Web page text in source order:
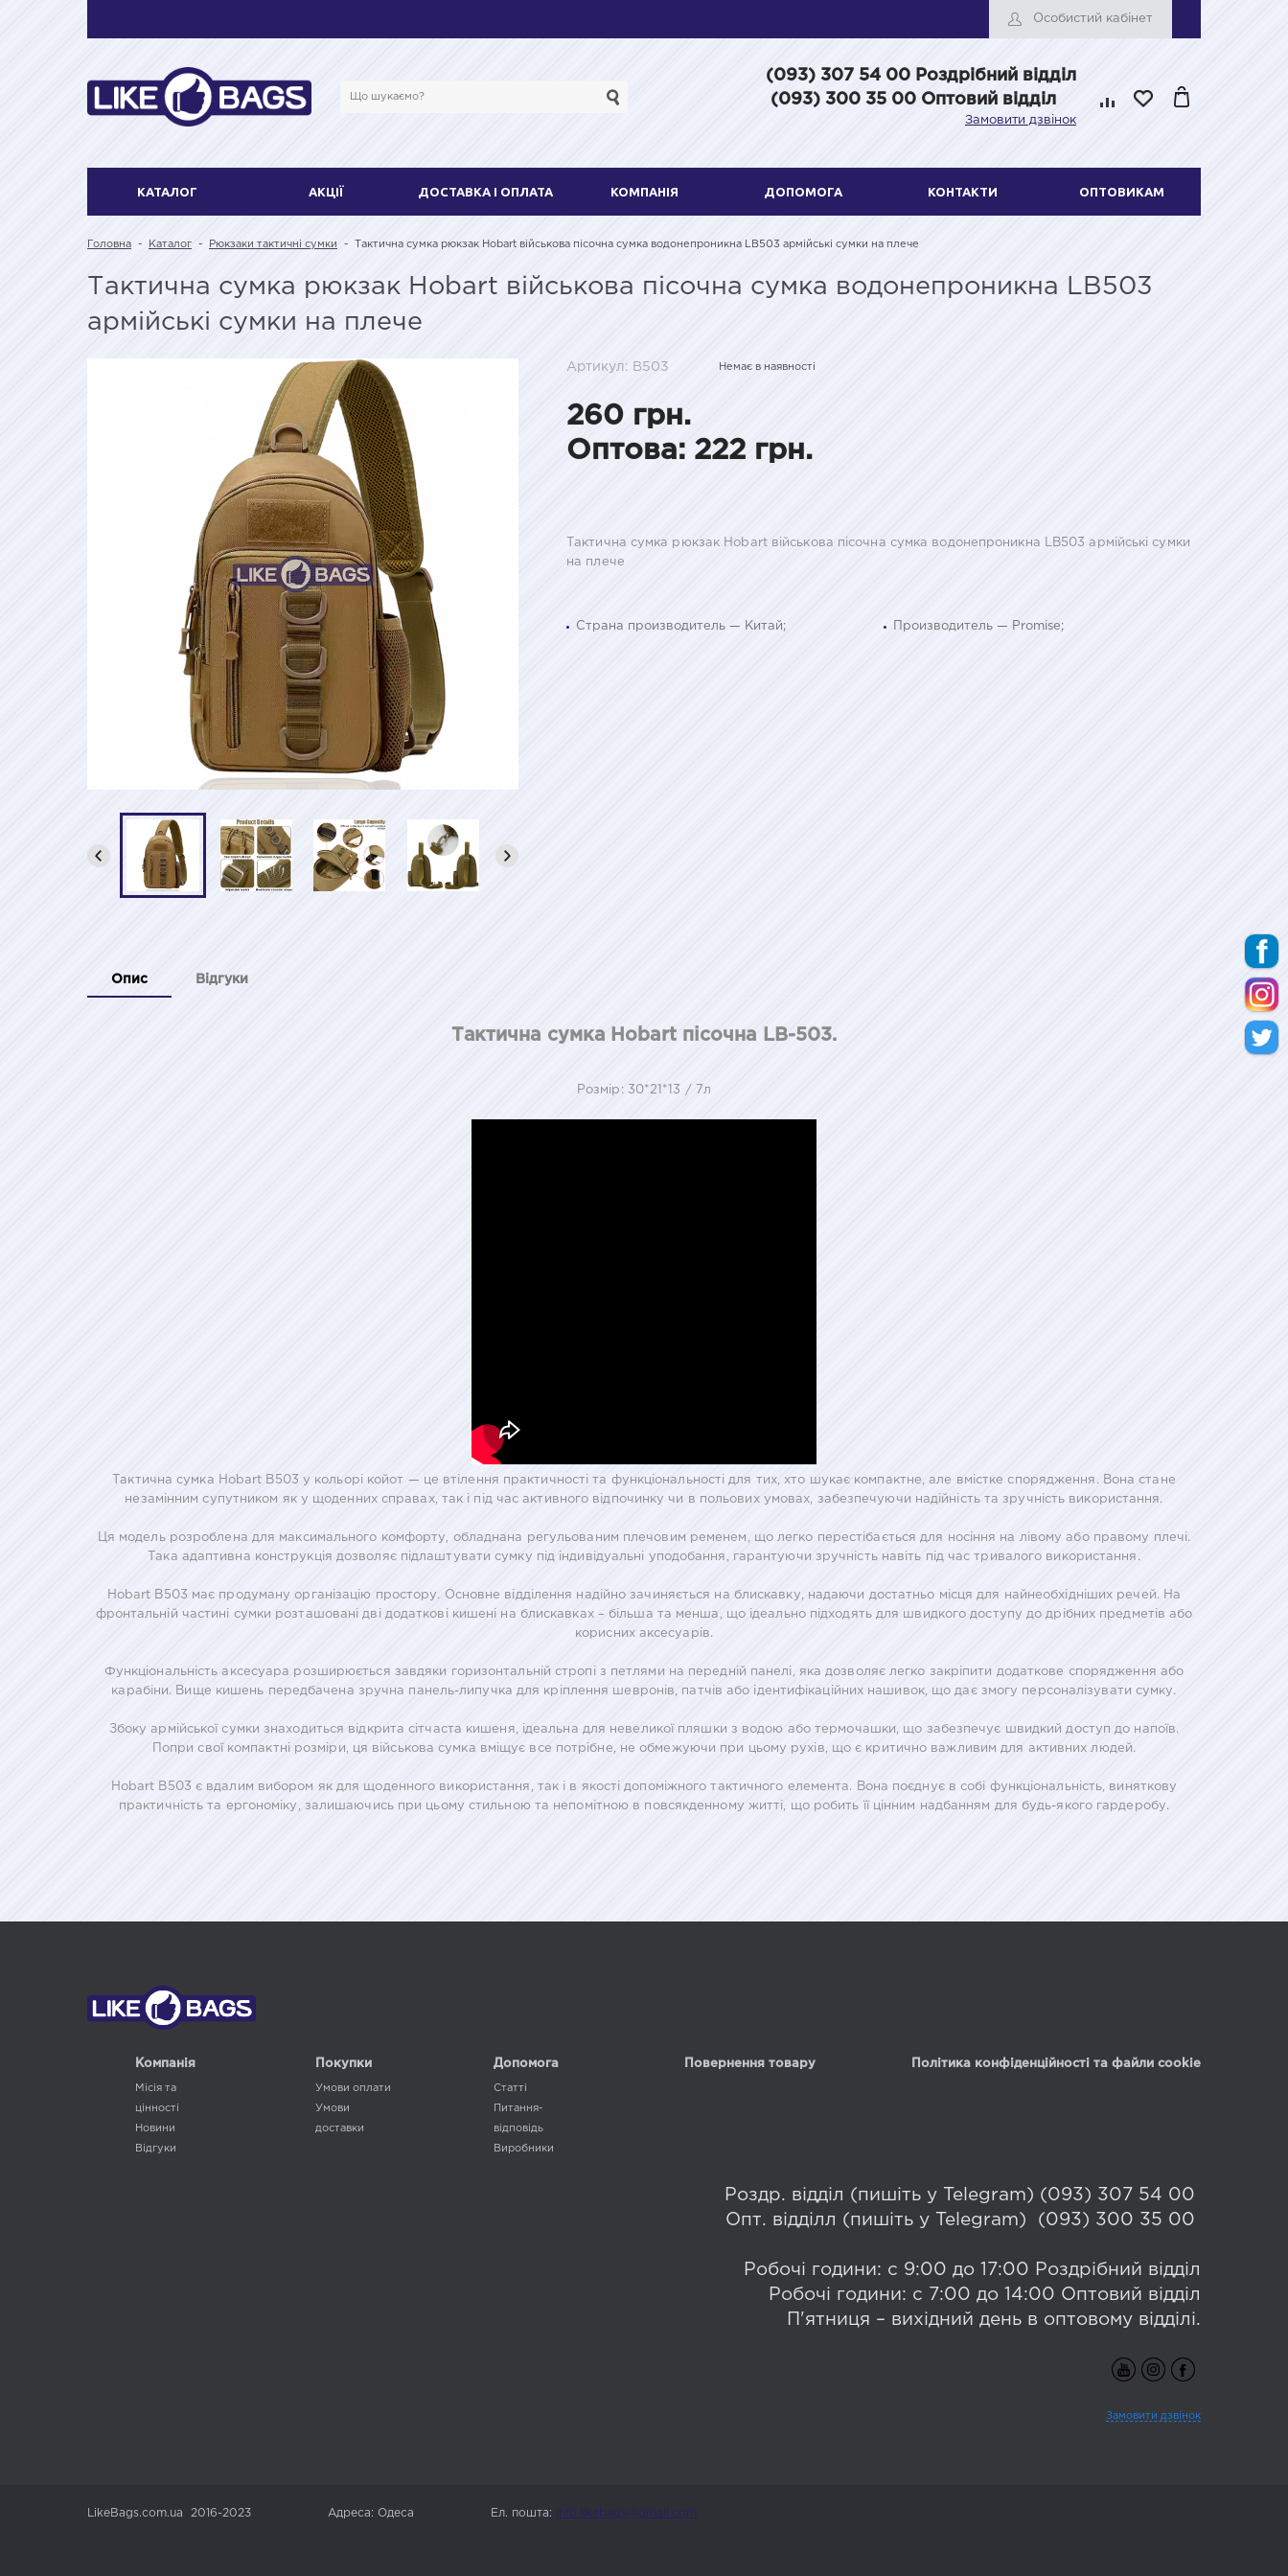
Особистий кабінет
(093) 307 54 00 Роздрібний відділ
(093) 300 35 00 Оптовий відділ
Замовити дзвінок
КАТАЛОГ АКЦІЇ ДОСТАВКА І ОПЛАТА КОМПАНІЯ ДОПОМОГА КОНТАКТИ ОПТОВИКАМ
Головна - Каталог - Рюкзаки тактичні сумки - Тактична сумка рюкзак Hobart військова пісочна сумка водонепроникна LB503 армійські сумки на плече
Тактична сумка рюкзак Hobart військова пісочна сумка водонепроникна LB503
армійські сумки на плече
Артикул: B503 Немає в наявності
260 грн.
Оптова: 222 грн.
Тактична сумка рюкзак Hobart військова пісочна сумка водонепроникна LB503 армійські сумки
на плече
Страна производитель — Китай; Производитель — Promise;
Опис Відгуки
Тактична сумка Hobart пісочна LB-503.
Розмір: 30*21*13 / 7л
Тактична сумка Hobart B503 у кольорі койот — це втілення практичності та функціональності для тих, хто шукає компактне, але вмістке спорядження. Вона стане
незамінним супутником як у щоденних справах, так і під час активного відпочинку чи в польових умовах, забезпечуючи надійність та зручність використання.
Ця модель розроблена для максимального комфорту, обладнана регульованим плечовим ременем, що легко перестібається для носіння на лівому або правому плечі.
Така адаптивна конструкція дозволяє підлаштувати сумку під індивідуальні уподобання, гарантуючи зручність навіть під час тривалого використання.
Hobart B503 має продуману організацію простору. Основне відділення надійно зачиняється на блискавку, надаючи достатньо місця для найнеобхідніших речей. На
фронтальній частині сумки розташовані дві додаткові кишені на блискавках – більша та менша, що ідеально підходять для швидкого доступу до дрібних предметів або
корисних аксесуарів.
Функціональність аксесуара розширюється завдяки горизонтальній стропі з петлями на передній панелі, яка дозволяє легко закріпити додаткове спорядження або
карабіни. Вище кишень передбачена зручна панель-липучка для кріплення шевронів, патчів або ідентифікаційних нашивок, що дає змогу персоналізувати сумку.
Збоку армійської сумки знаходиться відкрита сітчаста кишеня, ідеальна для невеликої пляшки з водою або термочашки, що забезпечує швидкий доступ до напоїв.
Попри свої компактні розміри, ця військова сумка вміщує все потрібне, не обмежуючи при цьому рухів, що є критично важливим для активних людей.
Hobart B503 є вдалим вибором як для щоденного використання, так і в якості допоміжного тактичного елемента. Вона поєднує в собі функціональність, виняткову
практичність та ергономіку, залишаючись при цьому стильною та непомітною в повсякденному житті, що робить її цінним надбанням для будь-якого гардеробу.
Компанія
Місія та
цінності
Новини
Відгуки
Покупки
Умови оплати
Умови
доставки
Допомога
Статті
Питання-
відповідь
Виробники
Повернення товару Політика конфіденційності та файли cookie
Роздр. відділ (пишіть у Telegram) (093) 307 54 00
Опт. відділл (пишіть у Telegram) (093) 300 35 00
Робочі години: с 9:00 до 17:00 Роздрібний відділ
Робочі години: с 7:00 до 14:00 Оптовий відділ
П'ятниця – вихідний день в оптовому відділі.
Замовити дзвінок
LikeBags.com.ua 2016-2023 Адреса: Одеса Ел. пошта: info.likebags@gmail.com